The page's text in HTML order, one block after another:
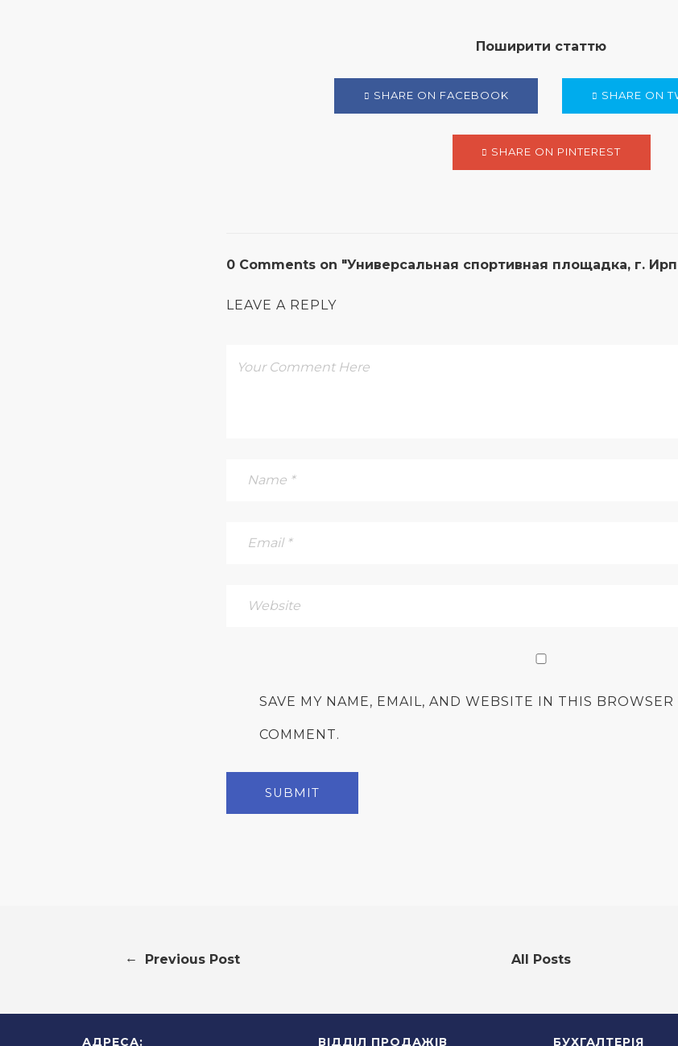
Поширити статтю
SHARE ON FACEBOOK SHARE ON
SHARE ON PINTEREST
0 Comments on "Универсальная спортивная площадка, г.
LEAVE A REPLY
SAVE MY NAME, EMAIL, AND WEBSITE IN THIS
COMMENT.
← Previous Post All Posts
АДРЕСА: ВІДДІЛ ПРОДАЖІВ БУХГАЛТЕРІЯ